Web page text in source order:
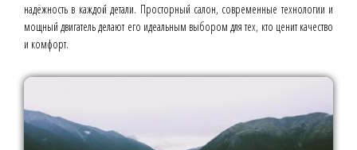
надёжность в каждой детали. Просторный салон, современные технологии и
мощный двигатель делают его идеальным выбором для тех, кто ценит качество
и комфорт.